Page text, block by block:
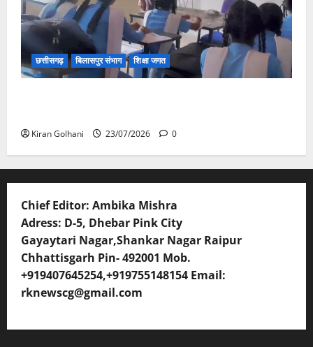
छत्तीसगढ़ बिलासपुर संभाग शिक्षा जगत
Kiran Golhani 23/07/2026 0
Chief Editor: Ambika Mishra
Adress: D-5, Dhebar Pink City
Gayaytari Nagar,Shankar Nagar Raipur
Chhattisgarh Pin- 492001 Mob.
+919407645254,+919755148154 Email:
rknewscg@gmail.com